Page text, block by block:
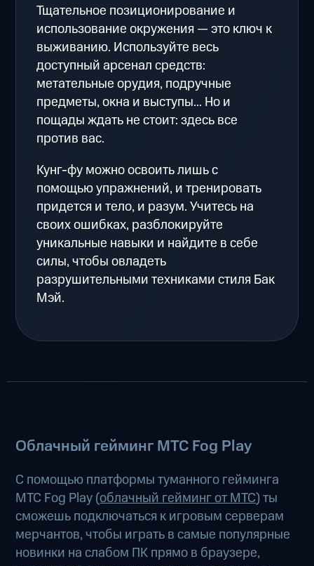
Тщательное позиционирование и
использование окружения — это ключ к
выживанию. Используйте весь
доступный арсенал средств:
метательные орудия, подручные
предметы, окна и выступы... Но и
пощады ждать не стоит: здесь все
против вас.
Кунг-фу можно освоить лишь с
помощью упражнений, и тренировать
придется и тело, и разум. Учитесь на
своих ошибках, разблокируйте
уникальные навыки и найдите в себе
силы, чтобы овладеть
разрушительными техниками стиля Бак
Мэй.
Облачный гейминг МТС Fog Play
С помощью платформы туманного гейминга
МТС Fog Play (облачный гейминг от МТС) ты
сможешь подключаться к игровым серверам
мерчантов, чтобы играть в самые популярные
новинки на слабом ПК прямо в браузере,